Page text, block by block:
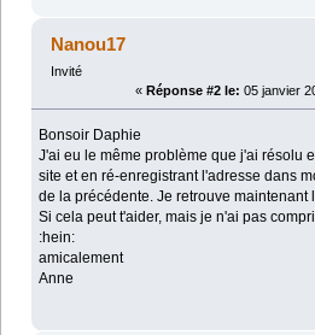
Nanou17
Invité
« Réponse #2 le: 05 janvier
Bonsoir Daphie
J'ai eu le même problème que j'ai résolu
site et en ré-enregistrant l'adresse dans
de la précédente. Je retrouve maintenant
Si cela peut t'aider, mais je n'ai pas
:hein:
amicalement
Anne